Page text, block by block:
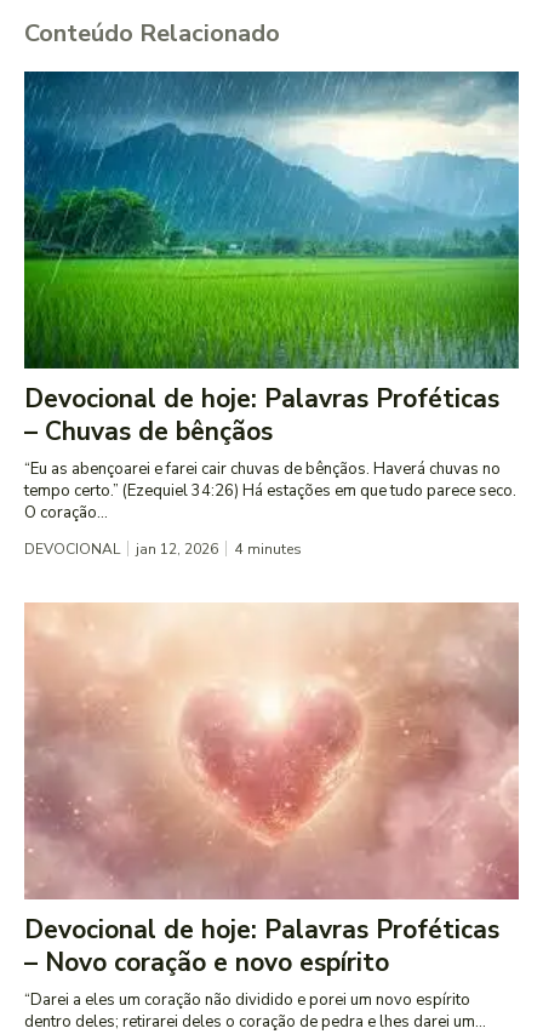
Conteúdo Relacionado
Devocional de hoje: Palavras Proféticas
– Chuvas de bênçãos
“Eu as abençoarei e farei cair chuvas de bênçãos. Haverá chuvas no
tempo certo.” (Ezequiel 34:26) Há estações em que tudo parece seco.
O coração...
DEVOCIONAL jan 12, 2026 4 minutes
Devocional de hoje: Palavras Proféticas
– Novo coração e novo espírito
“Darei a eles um coração não dividido e porei um novo espírito
dentro deles; retirarei deles o coração de pedra e lhes darei um...